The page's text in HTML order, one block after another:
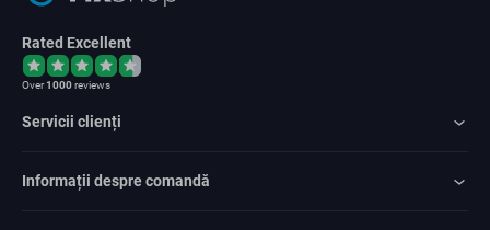
Rated Excellent
Over1000reviews
Servicii clienți
Informații despre comandă